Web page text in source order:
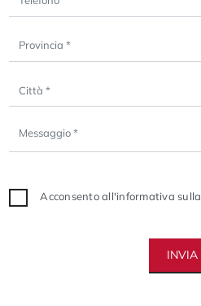
Acconsento all'informativa sulla
INVIA